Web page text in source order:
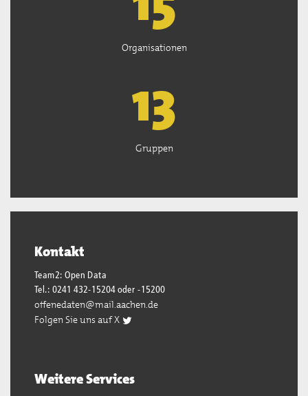
Organisationen
13
Gruppen
Kontakt
Team2: Open Data
Tel.: 0241 432-15204 oder -15200
offenedaten@mail.aachen.de
Folgen Sie uns auf X
Weitere Services